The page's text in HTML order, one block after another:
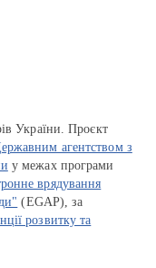
України. Проєкт
агентством з
у межах програми
врядування
(EGAP), за
розвитку та